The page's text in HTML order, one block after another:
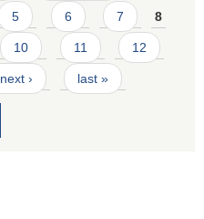
5 6 7 8
10 11 12
next › last »